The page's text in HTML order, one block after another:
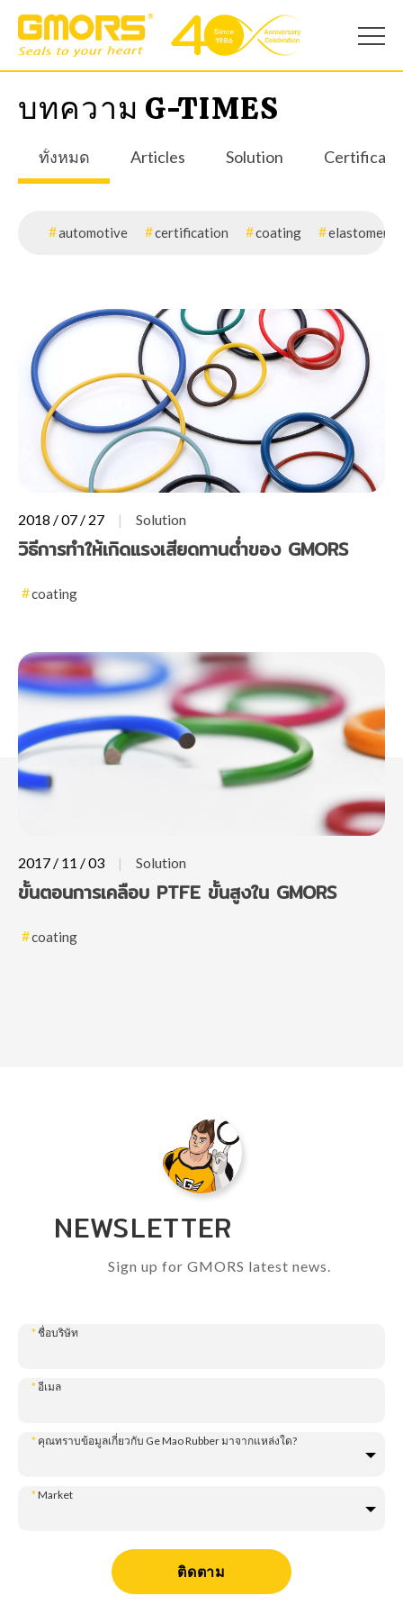
บทความ G-TIMES
ทั้งหมด Articles Solution
automotive certification coating elastomer
2018 / 07 / 27 Solution
วิธีการทำให้เกิดแรงเสียดทานต่ำของ GMORS
coating
2017 / 11 / 03 Solution
ขั้นตอนการเคลือบ PTFE ขั้นสูงใน GMORS
coating
NEWSLETTER
Sign up for GMORS latest news.
*ชื่อบริษัท
*อีเมล
* คุณทราบข้อมูลเกี่ยวกับ Ge Mao Rubber มาจากแหล่งใด?
*Market
ติดตาม